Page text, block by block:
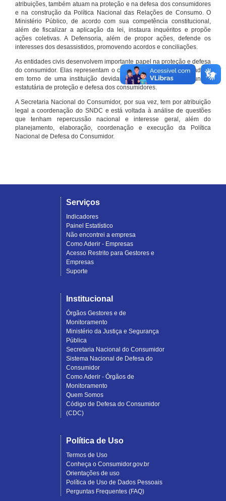
atribuições, também atuam na proteção e na defesa dos consumidores
e na construção da Política Nacional das Relações de Consumo. O
Ministério Público, de acordo com sua competência constitucional,
além de fiscalizar a aplicação da lei, instaura inquéritos e propõe
ações coletivas. A Defensoria, além de propor ações, defende os
interesses dos desassistidos, promovendo acordos e conciliações.
As entidades civis desenvolvem importante papel na proteção e defesa
do consumidor. Elas representam o conjunto organizado de cidadãos
em torno de uma instituição devidamente registrada e com função
estatutária de proteção e defesa dos consumidores.
A Secretaria Nacional do Consumidor, por sua vez, tem por atribuição
legal a coordenação do SNDC e está voltada à análise de questões
que tenham repercussão nacional e interesse geral, além do
planejamento, elaboração, coordenação e execução da Política
Nacional de Defesa do Consumidor.
Serviços
Indicadores
Painel Estatístico
Não encontrei a empresa
Como Aderir - Empresas
Acesso Restrito para Gestores e
Empresas
Suporte
Institucional
Órgãos Gestores e de
Monitoramento
Ministério da Justiça e Segurança
Pública
Secretaria Nacional do Consumidor
Sistema Nacional de Defesa do
Consumidor
Como Aderir - Órgãos de
Monitoramento
Quem Somos
Código de Defesa do Consumidor
(CDC)
Política de Uso
Termos de Uso
Conheça o Consumidor.gov.br
Orientações de uso
Política de Uso de Dados Pessoais
Perguntas Frequentes (FAQ)